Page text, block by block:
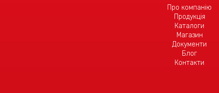
Про компанію
Продукція
Каталоги
Магазин
Документи
Блог
Контакти